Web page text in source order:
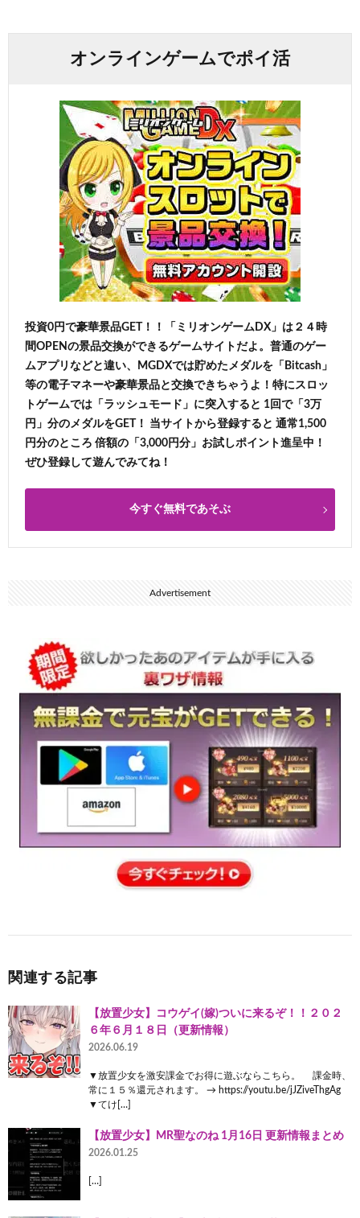
オンラインゲームでポイ活
投資0円で豪華景品GET！！「ミリオンゲームDX」は２４時
間OPENの景品交換ができるゲームサイトだよ。普通のゲー
ムアプリなどと違い、MGDXでは貯めたメダルを「Bitcash」
等の電子マネーや豪華景品と交換できちゃうよ！特にスロッ
トゲームでは「ラッシュモード」に突入すると 1回で「3万
円」分のメダルをGET！ 当サイトから登録すると 通常1,500
円分のところ 倍額の「3,000円分」お試しポイント進呈中！
ぜひ登録して遊んでみてね！
今すぐ無料であそぶ
Advertisement
関連する記事
【放置少女】コウゲイ(嫁)ついに来るぞ！！２０２
６年６月１８日（更新情報）
2026.06.19
▼放置少女を激安課金でお得に遊ぶならこちら。 課金時、
常に１５％還元されます。 → https://youtu.be/jJZiveThgAg
▼てけ[…]
【放置少女】MR聖なのね 1月16日 更新情報まとめ
2026.01.25
[…]